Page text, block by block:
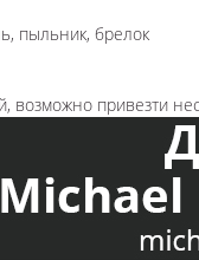
пыльник, брелок
возможно привезти